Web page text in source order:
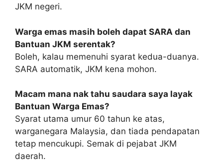
JKM negeri.
Warga emas masih boleh dapat SARA dan
Bantuan JKM serentak?
Boleh, kalau memenuhi syarat kedua-duanya.
SARA automatik, JKM kena mohon.
Macam mana nak tahu saudara saya layak
Bantuan Warga Emas?
Syarat utama umur 60 tahun ke atas,
warganegara Malaysia, dan tiada pendapatan
tetap mencukupi. Semak di pejabat JKM
daerah.